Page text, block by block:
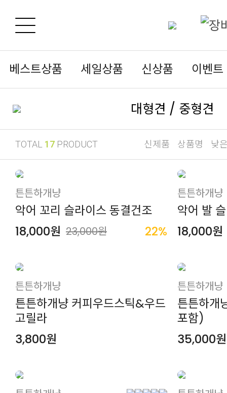
베스트상품 세일상품 신상품 이벤트
대형견 / 중형견
TOTAL 17 PRODUCT 신제품 상품명 낮
튼튼하개냥
악어 꼬리 슬라이스 동결건조
18,000원 23,000원 22%
튼튼하개냥
악어 발
18,000원
튼튼하개냥
튼튼하개냥 커피우드스틱&우드
고릴라
3,800원
튼튼하개냥
튼튼하개
포함)
35,000원